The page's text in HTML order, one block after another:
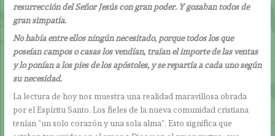
resurrección del Señor Jesús con gran poder. Y gozaban todos de
gran simpatía.
No había entre ellos ningún necesitado, porque todos los que
poseían campos o casas los vendían, traían el importe de las ventas
y lo ponían a los pies de los apóstoles, y se repartía a cada uno según
su necesidad.
La lectura de hoy nos muestra una realidad maravillosa obrada
por el Espíritu Santo. Los fieles de la nueva comunidad cristiana
tenían “un solo corazón y una sola alma”. Esto significa que